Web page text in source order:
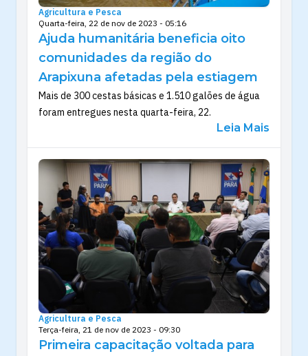
Agricultura e Pesca
Quarta-feira, 22 de nov de 2023 - 05:16
Ajuda humanitária beneficia oito
comunidades da região do
Arapixuna afetadas pela estiagem
Mais de 300 cestas básicas e 1.510 galões de água
foram entregues nesta quarta-feira, 22.
Leia Mais
Agricultura e Pesca
Terça-feira, 21 de nov de 2023 - 09:30
Primeira capacitação voltada para